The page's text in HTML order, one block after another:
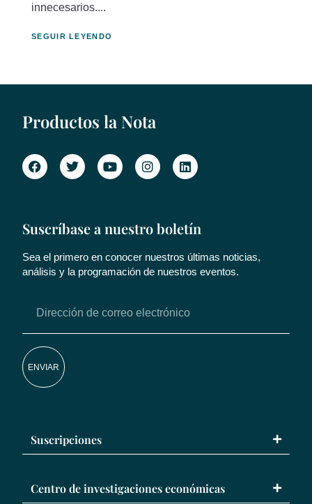
innecesarios....
SEGUIR LEYENDO
Productos la Nota
Suscríbase a nuestro boletín
Sea el primero en conocer nuestros últimas noticias,
análisis y la programación de nuestros eventos.
ENVIAR
Suscripciones
Centro de investigaciones económicas